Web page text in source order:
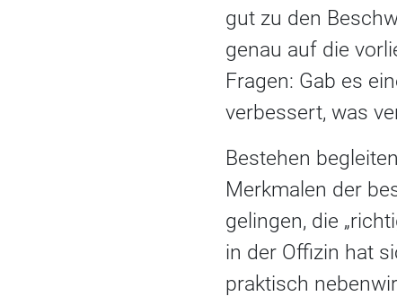
gut zu den
genau auf die
Fragen: Gab es
verbessert, was
Bestehen
Merkmalen der
gelingen, die
in der Offizin hat
praktisch